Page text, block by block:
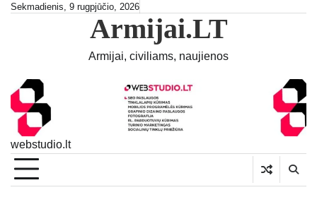
SkipSekmadienis, 9 rugpjūčio, 2026
Armijai.LT
Armijai, civiliams, naujienos
webstudio.lt